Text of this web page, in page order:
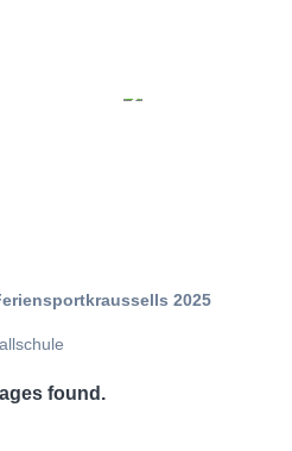
2025
found.